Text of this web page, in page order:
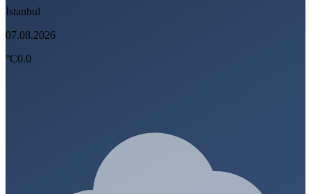
İstanbul
07.08.2026
°C0.0